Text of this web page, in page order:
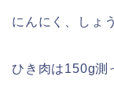
にんにく、しょ
ひき肉は150g測